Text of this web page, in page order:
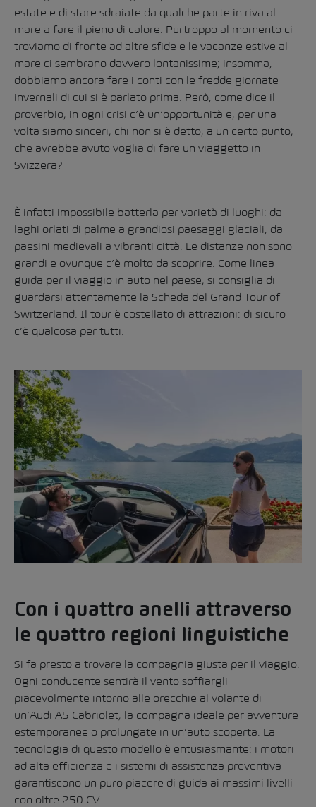
estate e di stare sdraiate da qualche parte in riva al
mare a fare il pieno di calore. Purtroppo al momento ci
troviamo di fronte ad altre sfide e le vacanze estive al
mare ci sembrano davvero lontanissime; insomma,
dobbiamo ancora fare i conti con le fredde giornate
invernali di cui si è parlato prima. Però, come dice il
proverbio, in ogni crisi c’è un’opportunità e, per una
volta siamo sinceri, chi non si è detto, a un certo punto,
che avrebbe avuto voglia di fare un viaggetto in
Svizzera?
È infatti impossibile batterla per varietà di luoghi: da
laghi orlati di palme a grandiosi paesaggi glaciali, da
paesini medievali a vibranti città. Le distanze non sono
grandi e ovunque c’è molto da scoprire. Come linea
guida per il viaggio in auto nel paese, si consiglia di
guardarsi attentamente la Scheda del Grand Tour of
Switzerland. Il tour è costellato di attrazioni: di sicuro
c’è qualcosa per tutti.
Con i quattro anelli attraverso
le quattro regioni linguistiche
Si fa presto a trovare la compagnia giusta per il viaggio.
Ogni conducente sentirà il vento soffiargli
piacevolmente intorno alle orecchie al volante di
un’Audi A5 Cabriolet, la compagna ideale per avventure
estemporanee o prolungate in un’auto scoperta. La
tecnologia di questo modello è entusiasmante: i motori
ad alta efficienza e i sistemi di assistenza preventiva
garantiscono un puro piacere di guida ai massimi livelli
con oltre 250 CV.